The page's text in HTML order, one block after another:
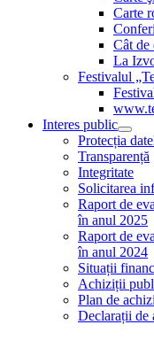
Carte
Cât de
La
Festivalul
Interes public
Protecția
Transparență
Integritate
Solicitarea
Raport de
în anul 2025
Raport de
în anul 2024
Situații
Achiziții
Plan de
Declarații de